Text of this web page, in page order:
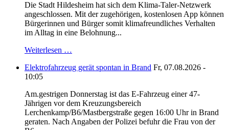
Die Stadt Hildesheim hat sich dem Klima-Taler-Netzwerk
angeschlossen. Mit der zugehörigen, kostenlosen App können
Bürgerinnen und Bürger somit klimafreundliches Verhalten
im Alltag in eine Belohnung...
Weiterlesen …
Elektrofahrzeug gerät spontan in Brand Fr, 07.08.2026 -
10:05
Am.gestrigen Donnerstag ist das E-Fahrzeug einer 47-
Jährigen vor dem Kreuzungsbereich
Lerchenkamp/B6/Mastbergstraße gegen 16:00 Uhr in Brand
geraten. Nach Angaben der Polizei befuhr die Frau von der